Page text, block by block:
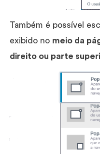
Também é possível
exibido no meio da
direito ou parte